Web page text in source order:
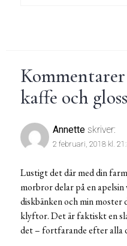
kaffe och
Annette skriver:
2 februari, 2018 kl.
Lustigt det där med din
morbror delar på en
diskbänken och min moster
klyftor. Det är faktiskt en
det – fortfarande efter alla